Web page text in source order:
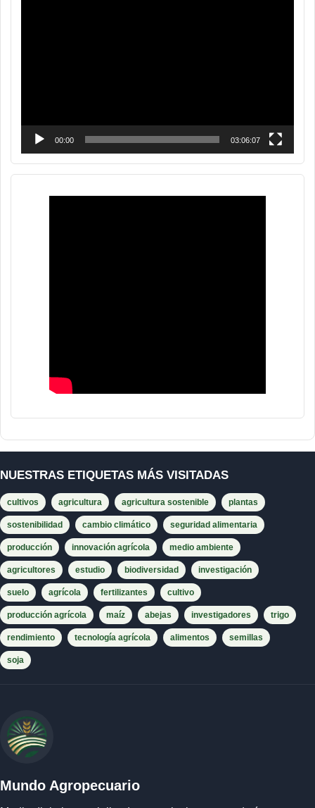
00:00 03:06:07
NUESTRAS ETIQUETAS MÁS VISITADAS
cultivos agricultura agricultura sostenible plantas
sostenibilidad cambio climático seguridad alimentaria
producción innovación agrícola medio ambiente
agricultores estudio biodiversidad investigación
suelo agrícola fertilizantes cultivo
producción agrícola maíz abejas investigadores trigo
rendimiento tecnología agrícola alimentos semillas
soja
Mundo Agropecuario